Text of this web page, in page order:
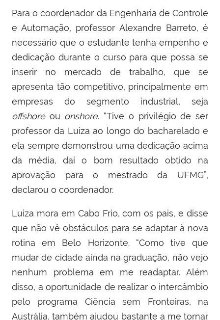
Para o coordenador da Engenharia de Controle
e Automação, professor Alexandre Barreto, é
necessário que o estudante tenha empenho e
dedicação durante o curso para que possa se
inserir no mercado de trabalho, que se
apresenta tão competitivo, principalmente em
empresas do segmento industrial, seja
offshoreou onshore. “Tive o privilégio de ser
professor da Luiza ao longo do bacharelado e
ela sempre demonstrou uma dedicação acima
da média, daí o bom resultado obtido na
aprovação para o mestrado da UFMG”,
declarou o coordenador.
Luiza mora em Cabo Frio, com os pais, e disse
que não vê obstáculos para se adaptar à nova
rotina em Belo Horizonte. “Como tive que
mudar de cidade ainda na graduação, não vejo
nenhum problema em me readaptar. Além
disso, a oportunidade de realizar o intercâmbio
pelo programa Ciência sem Fronteiras, na
Austrália, também ajudou bastante a me tornar